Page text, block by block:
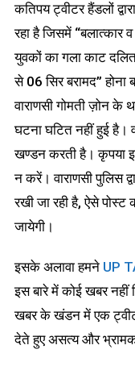
कतिपय ट्वीटर हैंडलों
रहा है जिसमें “बलात्कार
युवकों का गला काट दलित
से 06 सिर बरामद” होना
वाराणसी गोमती ज़ोन के
घटना घटित नहीं हुई है।
खण्डन करती है। कृपया
न करें। वाराणसी पुलिस
रखी जा रही है, ऐसे पोस्ट
जायेगी।
इसके अलावा हमने UP
इस बारे में कोई खबर
खबर के खंडन में एक
देते हुए असत्य और भ्रामक